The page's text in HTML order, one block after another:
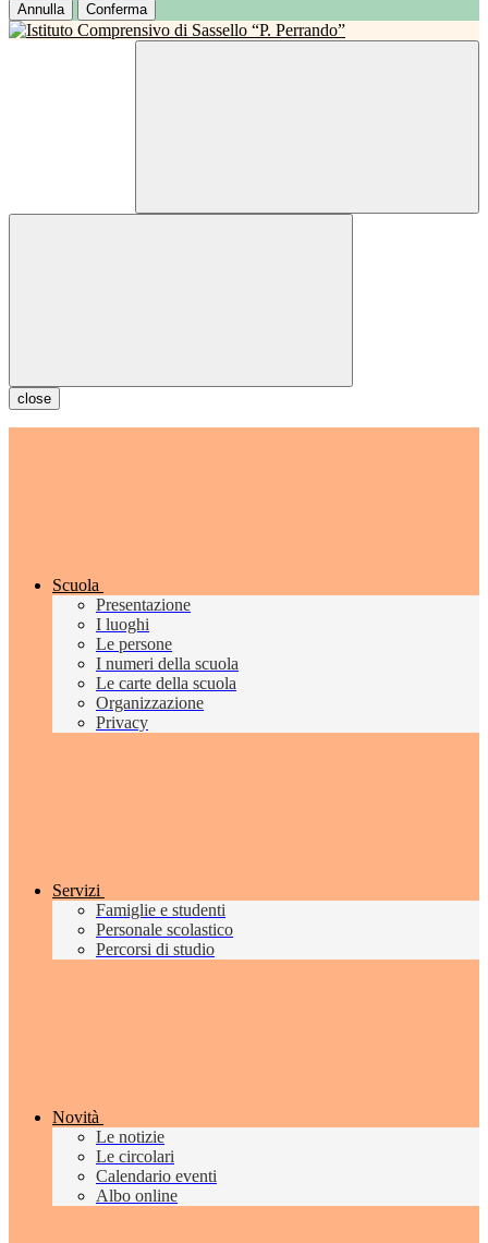
Annulla Conferma
close
Scuola
Presentazione
I luoghi
Le persone
I numeri della scuola
Le carte della scuola
Organizzazione
Privacy
Servizi
Famiglie e studenti
Personale scolastico
Percorsi di studio
Novità
Le notizie
Le circolari
Calendario eventi
Albo online